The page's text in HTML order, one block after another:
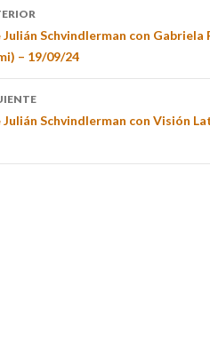
Schvindlerman con Gabriela
– 19/09/24
Schvindlerman con Visión